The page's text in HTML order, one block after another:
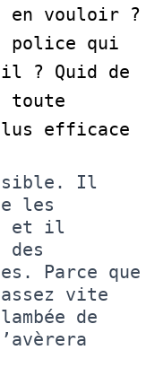
vouloir ?
police qui
? Quid de
toute
efficace
Il
les
et il
Parce que
vite
de